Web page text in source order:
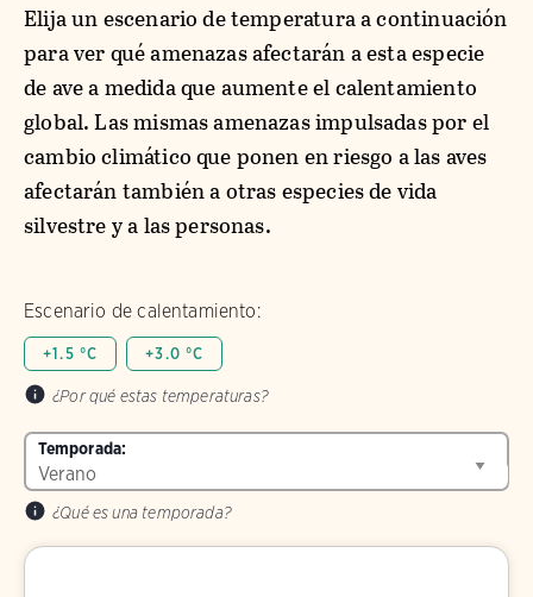
Elija un escenario de temperatura a continuación
para ver qué amenazas afectarán a esta especie
de ave a medida que aumente el calentamiento
global. Las mismas amenazas impulsadas por el
cambio climático que ponen en riesgo a las aves
afectarán también a otras especies de vida
silvestre y a las personas.
Escenario de calentamiento:
+1.5 °C +3.0 °C
¿Por qué estas temperaturas?
Temporada:
¿Qué es una temporada?